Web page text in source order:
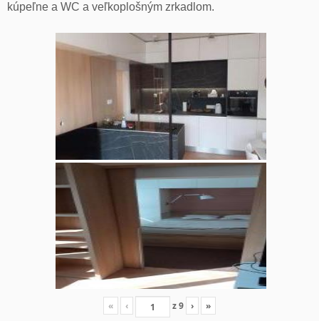
kúpeľne a WC a veľkoplošným zrkadlom.
« ‹ z9 › »